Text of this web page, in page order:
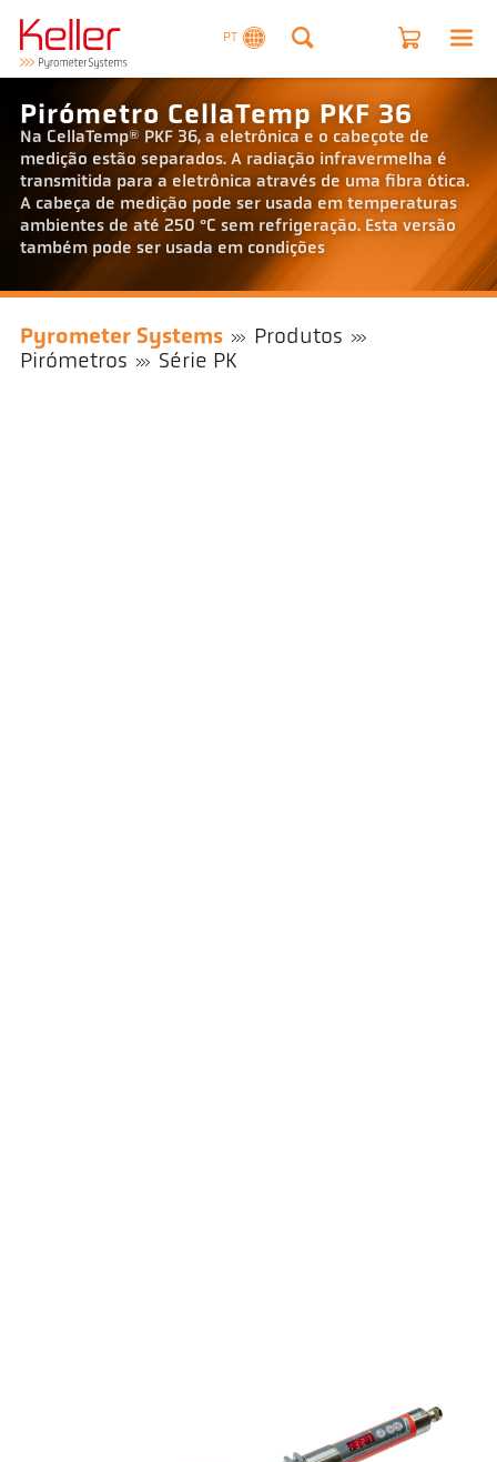
PT
Pirómetro CellaTemp PKF 36
Na CellaTemp® PKF 36, a eletrônica e o cabeçote de
medição estão separados. A radiação infravermelha é
transmitida para a eletrônica através de uma fibra ótica.
A cabeça de medição pode ser usada em temperaturas
ambientes de até 250 °C sem refrigeração. Esta versão
também pode ser usada em condições
Pyrometer Systems
Produtos
Pirómetros
Série PK